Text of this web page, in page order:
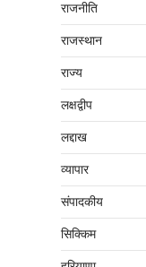
राजनीति
राजस्थान
राज्य
लक्षद्वीप
लद्दाख
व्यापार
संपादकीय
सिक्किम